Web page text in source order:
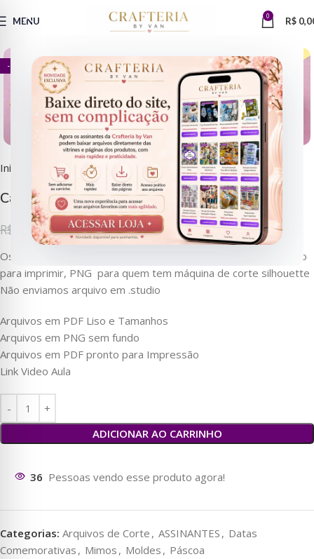
MENU 0 R$
- 80%
Clique para ampliar
Início Arquivos de Corte Moldes
Caixas Cenoura Páscoa
R$ 19,90 R$3,90
Os arquivos são enviados nos seguintes formatos: PDF pronto
para imprimir, PNG para quem tem máquina de corte silhouette
Não enviamos arquivo em .studio
Arquivos em PDF Liso e Tamanhos
Arquivos em PNG sem fundo
Arquivos em PDF pronto para Impressão
Link Video Aula
ADICIONAR AO CARRINHO
34 Pessoas vendo esse produto agora!
Categorias: Arquivos de Corte , ASSINANTES , Datas
Comemorativas , Mimos , Moldes , Páscoa